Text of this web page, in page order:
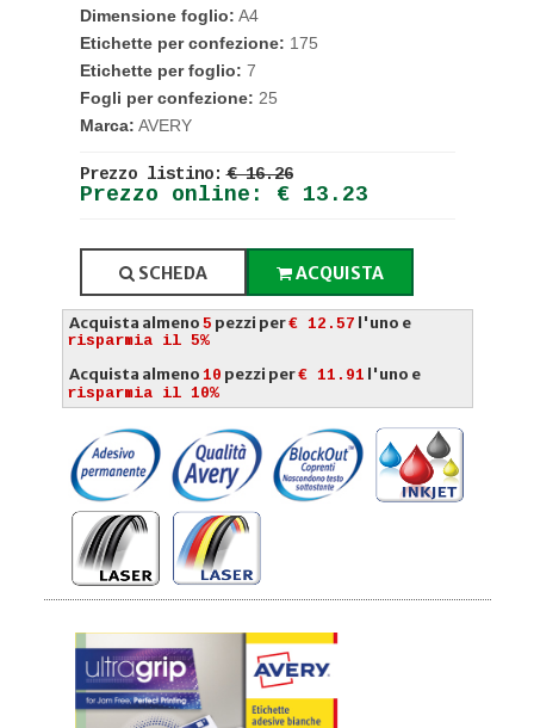
Dimensione foglio: A4
Etichette per confezione: 175
Etichette per foglio: 7
Fogli per confezione: 25
Marca: AVERY
Prezzo listino: € 16.26
Prezzo online: € 13.23
SCHEDA ACQUISTA
Acquista almeno 5 pezzi per€ 12.57 l'uno e
risparmia il 5%
Acquista almeno 10 pezzi per€ 11.91 l'uno e
risparmia il 10%